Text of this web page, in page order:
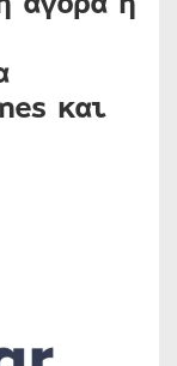
και